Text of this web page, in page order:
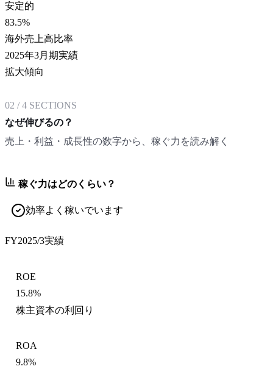
安定的
83.5%
海外売上高比率
2025年3月期実績
拡大傾向
02 /4 SECTIONS
なぜ伸びるの？
売上・利益・成長性の数字から、稼ぐ力を読み解く
稼ぐ力はどのくらい？
効率よく稼いでいます
FY2025/3実績
ROE
15.8%
株主資本の利回り
ROA
9.8%